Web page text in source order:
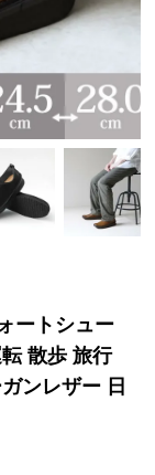
ートシュー
散歩 旅行
ンレザー 日